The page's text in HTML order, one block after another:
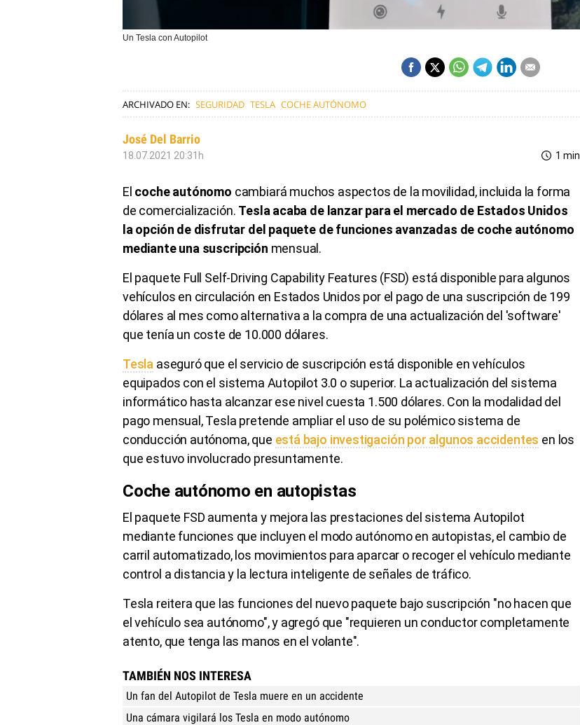
Un Tesla con Autopilot
ARCHIVADO EN: SEGURIDAD TESLA COCHE AUTÓNOMO
José Del Barrio
18.07.2021 20:31h 1 min
El coche autónomo cambiará muchos aspectos de la movilidad, incluida la forma
de comercialización. Tesla acaba de lanzar para el mercado de Estados Unidos
la opción de disfrutar del paquete de funciones avanzadas de coche autónomo
mediante una suscripción mensual.
El paquete Full Self-Driving Capability Features (FSD) está disponible para algunos
vehículos en circulación en Estados Unidos por el pago de una suscripción de 199
dólares al mes como alternativa a la compra de una actualización del 'software'
que tenía un coste de 10.000 dólares.
Tesla aseguró que el servicio de suscripción está disponible en vehículos
equipados con el sistema Autopilot 3.0 o superior. La actualización del sistema
informático hasta alcanzar ese nivel cuesta 1.500 dólares. Con la modalidad del
pago mensual, Tesla pretende ampliar el uso de su polémico sistema de
conducción autónoma, que está bajo investigación por algunos accidentes ​ en los
que estuvo involucrado presuntamente.
Coche autónomo en autopistas
El paquete FSD aumenta y mejora las prestaciones del sistema Autopilot
mediante funciones que incluyen el modo autónomo en autopistas, el cambio de
carril automatizado, los movimientos para aparcar o recoger el vehículo mediante
control a distancia y la lectura inteligente de señales de tráfico.
Tesla reitera que las funciones del nuevo paquete bajo suscripción "no hacen que
el vehículo sea autónomo", y agregó que "requieren un conductor completamente
atento, que tenga las manos en el volante".
TAMBIÉN NOS INTERESA
Un fan del Autopilot de Tesla muere en un accidente
Una cámara vigilará los Tesla en modo autónomo